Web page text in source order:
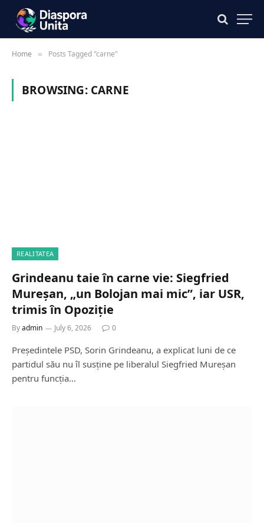
Home » Posts Tagged "carne"
BROWSING: CARNE
REALITATEA
Grindeanu taie în carne vie: Siegfried
Mureșan, „un Bolojan mai mic”, iar USR,
trimis în Opoziție
Byadmin July 6, 2026 0
Președintele PSD, Sorin Grindeanu, a explicat luni de ce
partidul său nu îl susține pe liberalul Siegfried Mureșan
pentru funcția…